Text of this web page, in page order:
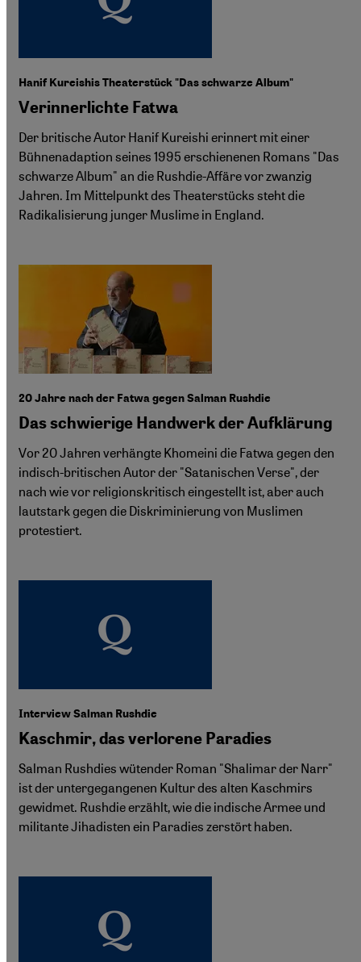
Hanif Kureishis Theaterstück "Das schwarze Album"
Verinnerlichte Fatwa
Der britische Autor Hanif Kureishi erinnert mit einer
Bühnenadaption seines 1995 erschienenen Romans "Das
schwarze Album" an die Rushdie-Affäre vor zwanzig
Jahren. Im Mittelpunkt des Theaterstücks steht die
Radikalisierung junger Muslime in England.
20 Jahre nach der Fatwa gegen Salman Rushdie
Das schwierige Handwerk der Aufklärung
Vor 20 Jahren verhängte Khomeini die Fatwa gegen den
indisch-britischen Autor der "Satanischen Verse", der
nach wie vor religionskritisch eingestellt ist, aber auch
lautstark gegen die Diskriminierung von Muslimen
protestiert.
Interview Salman Rushdie
Kaschmir, das verlorene Paradies
Salman Rushdies wütender Roman "Shalimar der Narr"
ist der untergegangenen Kultur des alten Kaschmirs
gewidmet. Rushdie erzählt, wie die indische Armee und
militante Jihadisten ein Paradies zerstört haben.